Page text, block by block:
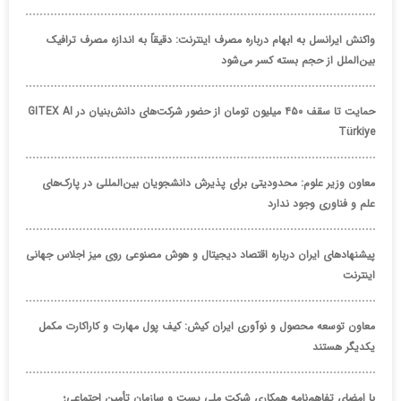
واکنش ایرانسل به ابهام درباره مصرف اینترنت: دقیقاً به اندازه مصرف ترافیک
بین‌الملل از حجم بسته کسر می‌شود
حمایت تا سقف ۴۵۰ میلیون تومان از حضور شرکت‌های دانش‌بنیان در GITEX AI
Türkiye
معاون وزیر علوم: محدودیتی برای پذیرش دانشجویان بین‌المللی در پارک‌های
علم و فناوری وجود ندارد
پیشنهادهای ایران درباره اقتصاد دیجیتال و هوش مصنوعی روی میز اجلاس جهانی
اینترنت
معاون توسعه محصول و نوآوری ایران کیش: کیف پول مهارت و کاراکارت مکمل
یکدیگر هستند